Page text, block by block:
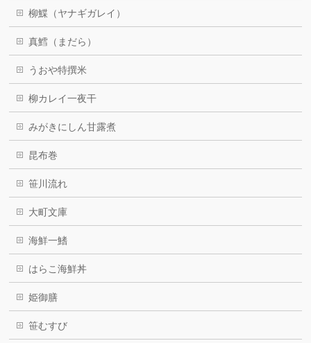
柳鰈（ヤナギガレイ）
真鱈（まだら）
うおや特撰米
柳カレイ一夜干
みがきにしん甘露煮
昆布巻
笹川流れ
大町文庫
海鮮一鰭
はらこ海鮮丼
姫御膳
笹むすび